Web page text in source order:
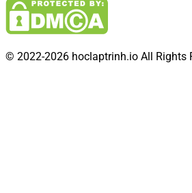
© 2022-2026 hoclaptrinh.io All Rights